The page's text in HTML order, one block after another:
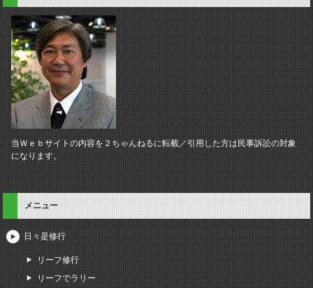
当Ｗｅｂサイトの内容を２ちゃんねるに転載／引用した方は民事訴訟の対象
になります。
メニュー
日々是修行
リーフ修行
リーフでラリー